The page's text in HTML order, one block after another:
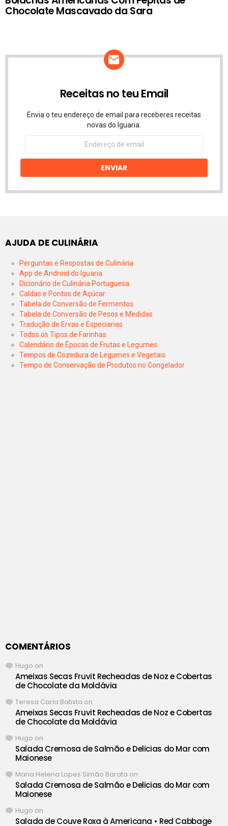
Chocolate Mascavado da Sara
Receitas no teu Email
Envia o teu endereço de email para receberes receitas
novas do Iguaria.
Endereço
email
ENVIAR
AJUDA DE CULINÁRIA
Perguntas e Respostas de Culinária
App de Android do Iguaria
Dicionário de Culinária Portuguesa
Caldas e Pontos de Açúcar
Tabela de Conversão de Fermentos
Tabela de Conversão de Pesos e Medidas
Tradução de Ervas e Especiarias
Todos os Tipos de Farinhas
Calendário de Épocas de Frutas e Legumes
Tempos de Cozedura de Legumes e Vegetais
Tempo de Conservação de Produtos no Congelador
COMENTÁRIOS
Hugo on
Ameixas Secas Fruvit Recheadas de Noz e Cobertas
de Chocolate da Moldávia
Teresa Carla Batista on
Ameixas Secas Fruvit Recheadas de Noz e Cobertas
de Chocolate da Moldávia
Hugo on
Salada Cremosa de Salmão e Delicias do Mar com
Maionese
Maria Helena Lopes Simão Barata on
Salada Cremosa de Salmão e Delicias do Mar com
Maionese
Hugo on
Salada de Couve Roxa à Americana • Red Cabbage